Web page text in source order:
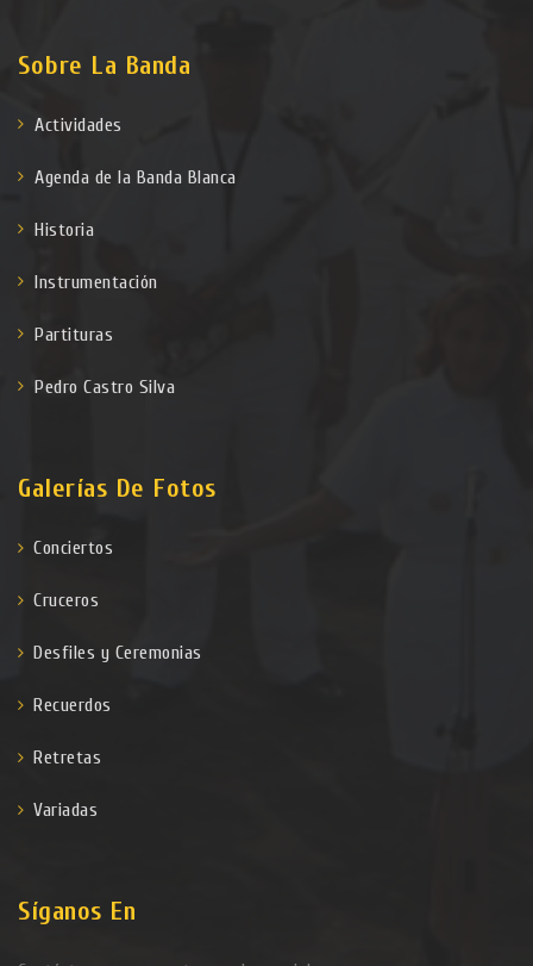
Sobre La Banda
Actividades
Agenda de la Banda Blanca
Historia
Instrumentación
Partituras
Pedro Castro Silva
Galerías De Fotos
Conciertos
Cruceros
Desfiles y Ceremonias
Recuerdos
Retretas
Variadas
Síganos En